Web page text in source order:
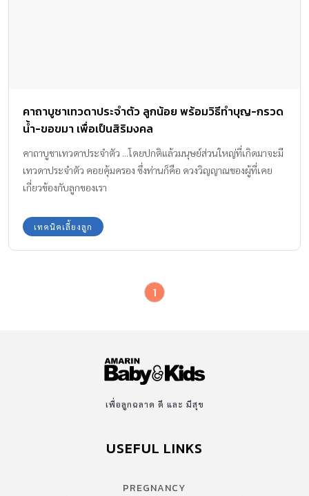
คาถาบูชาเทวดาประจำตัว ลูกน้อย พร้อมวิธีทำบุญ-กรวด
น้ำ-ขอขมา เพื่อเป็นสิริมงคล
คาถาบูชาเทวดาประจำตัว ...โดยปกติแล้วมนุษย์ส่วนใหญ่ที่เกิดมาจะมี
เทวดาประจำตัว คอยคุ้มครอง ซึ่งท่านก็คือ ดวงวิญญาณของผู้ที่เคย
เกี่ยวข้องกับลูกของเรา
เทคนิคเลี้ยงลูก
1
เพื่อลูกฉลาด ดี และ มีสุข
USEFUL LINKS
PREGNANCY